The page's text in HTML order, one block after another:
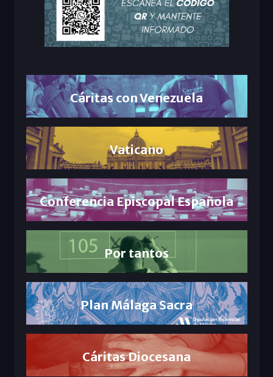
Cáritas con Venezuela
Vaticano
Conferencia Episcopal Española
Por tantos
Plan Málaga Sacra
Cáritas Diocesana